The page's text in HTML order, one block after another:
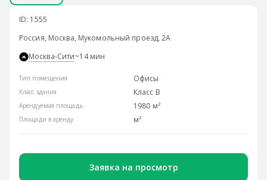
ID: 1555
Россия, Москва, Мукомольный проезд, 2А
Москва-Сити~14 мин
Тип помещения Офисы
Класс здания Класс B
Арендуемая площадь 1980 м²
Площади в аренду м²
Заявка на просмотр